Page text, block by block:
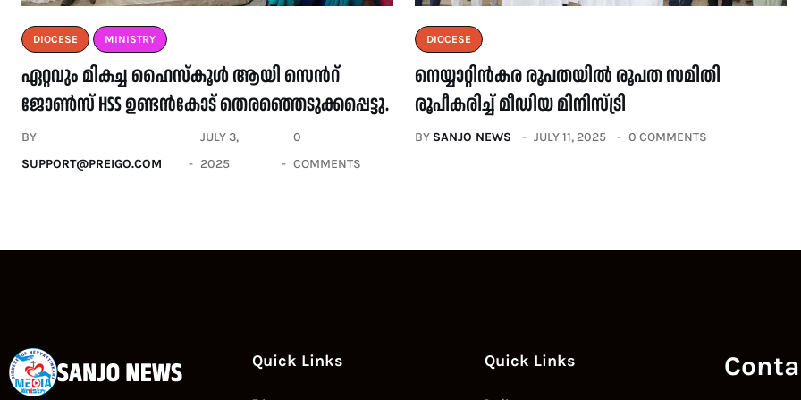
DIOCESE MINISTRY
ഏറ്റവും മികച്ച ഹൈസ്കൂൾ ആയി സെൻറ്
ജോൺസ് HSS ഉണ്ടൻകോട് തെരഞ്ഞെടുക്കപ്പെട്ടു.
BY
SUPPORT@PREIGO.COM
JULY 3,
2025
0
COMMENTS
DIOCESE
നെയ്യാറ്റിൻകര രൂപതയിൽ രൂപത സമിതി
രൂപീകരിച്ച് മീഡിയ മിനിസ്ട്രി
BY SANJO NEWS JULY 11, 2025 0 COMMENTS
Quick Links Quick Links